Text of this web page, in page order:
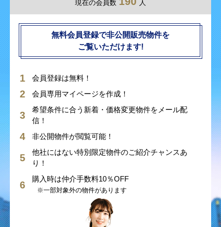
現在の会員数 人
無料会員登録で非公開販売物件を
ご覧いただけます!
会員登録は無料！
会員専用マイページを作成！
希望条件に合う新着・価格変更物件をメール配
信！
非公開物件が閲覧可能！
他社にはない特別限定物件のご紹介チャンスあ
り！
購入時は仲介手数料10％OFF
※一部対象外の物件があります